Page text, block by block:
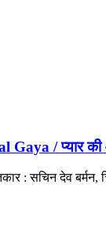
/ प्यार
: सचिन देव